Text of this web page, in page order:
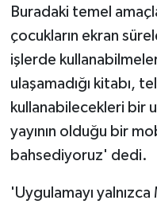
Buradaki temel
çocukların ekran
işlerde
ulaşamadığı kitabı,
kullanabilecekleri bir
yayının olduğu bir
bahsediyoruz' dedi.
'Uygulamayı